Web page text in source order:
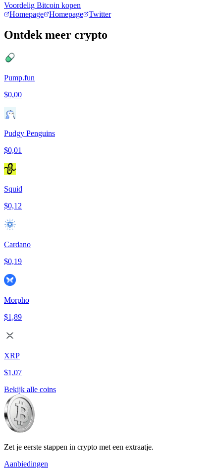
Voordelig Bitcoin kopen
Homepage
Homepage Twitter
Ontdek meer crypto
Pump.fun
$0,00
Pudgy Penguins
$0,01
Squid
$0,12
Cardano
$0,19
Morpho
$1,89
XRP
$1,07
Bekijk alle coins
Zet je eerste stappen in crypto met een extraatje.
Aanbiedingen